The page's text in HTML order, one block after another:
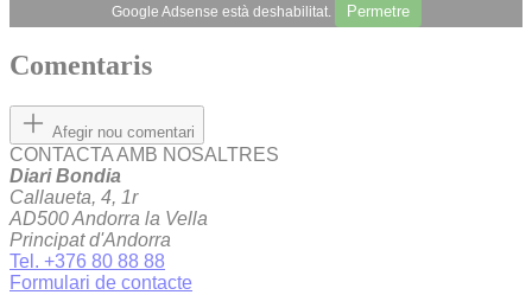
Google Adsense està deshabilitat. Permetre
Comentaris
Afegir nou comentari
CONTACTA AMB NOSALTRES
Diari Bondia
Callaueta, 4, 1r
AD500 Andorra la Vella
Principat d'Andorra
Tel. +376 80 88 88
Formulari de contacte